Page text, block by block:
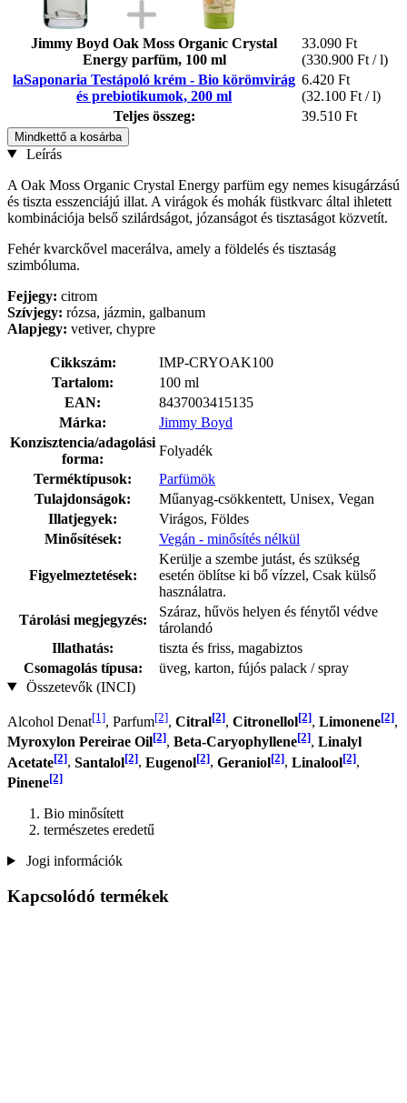
Jimmy Boyd Oak Moss Organic Crystal
Energy parfüm, 100 ml
33.090 Ft
(330.900 Ft / l)
laSaponaria Testápoló krém - Bio körömvirág
és prebiotikumok, 200 ml
6.420 Ft
(32.100 Ft / l)
Teljes összeg:
39.510 Ft
Mindkettő a kosárba
Leírás
A Oak Moss Organic Crystal Energy parfüm egy nemes kisugárzású
és tiszta esszenciájú illat. A virágok és mohák füstkvarc által ihletett
kombinációja belső szilárdságot, józanságot és tisztaságot közvetít.
Fehér kvarckővel macerálva, amely a földelés és tisztaság
szimbóluma.
Fejjegy: citrom
Szívjegy: rózsa, jázmin, galbanum
Alapjegy: vetiver, chypre
Cikkszám:
IMP-CRYOAK100
Tartalom:
100 ml
EAN:
8437003415135
Márka:
Jimmy Boyd
Konzisztencia/adagolási
forma:
Folyadék
Terméktípusok:
Parfümök
Tulajdonságok:
Műanyag-csökkentett, Unisex, Vegan
Illatjegyek:
Virágos, Földes
Minősítések:
Vegán - minősítés nélkül
Figyelmeztetések:
Kerülje a szembe jutást, és szükség
esetén öblítse ki bő vízzel, Csak külső
használatra.
Tárolási megjegyzés:
Száraz, hűvös helyen és fénytől védve
tárolandó
Illathatás:
tiszta és friss, magabiztos
Csomagolás típusa:
üveg, karton, fújós palack / spray
Összetevők (INCI)
Alcohol Denat[1], Parfum[2], Citral[2], Citronellol[2], Limonene[2],
Myroxylon Pereirae Oil[2], Beta-Caryophyllene[2], Linalyl
Acetate[2], Santalol[2], Eugenol[2], Geraniol[2], Linalool[2],
Pinene[2]
Bio minősített
természetes eredetű
Jogi információk
Kapcsolódó termékek